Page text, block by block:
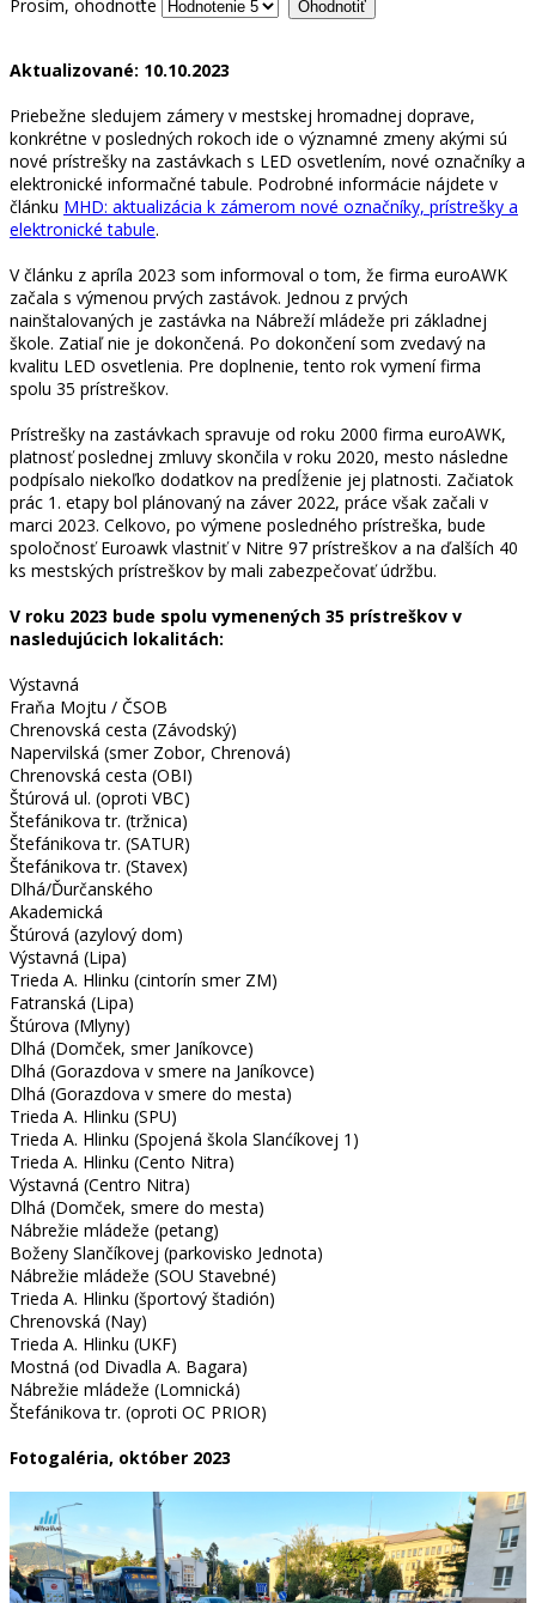
Prosím, ohodnoťte
Aktualizované: 10.10.2023
Priebežne sledujem zámery v mestskej hromadnej doprave,
konkrétne v posledných rokoch ide o významné zmeny akými sú
nové prístrešky na zastávkach s LED osvetlením, nové označníky a
elektronické informačné tabule. Podrobné informácie nájdete v
článku MHD: aktualizácia k zámerom nové označníky, prístrešky a
elektronické tabule.
V článku z apríla 2023 som informoval o tom, že firma euroAWK
začala s výmenou prvých zastávok. Jednou z prvých
nainštalovaných je zastávka na Nábreží mládeže pri základnej
škole. Zatiaľ nie je dokončená. Po dokončení som zvedavý na
kvalitu LED osvetlenia. Pre doplnenie, tento rok vymení firma
spolu 35 prístreškov.
Prístrešky na zastávkach spravuje od roku 2000 firma euroAWK,
platnosť poslednej zmluvy skončila v roku 2020, mesto následne
podpísalo niekoľko dodatkov na predĺženie jej platnosti. Začiatok
prác 1. etapy bol plánovaný na záver 2022, práce však začali v
marci 2023. Celkovo, po výmene posledného prístreška, bude
spoločnosť Euroawk vlastniť v Nitre 97 prístreškov a na ďalších 40
ks mestských prístreškov by mali zabezpečovať údržbu.
V roku 2023 bude spolu vymenených 35 prístreškov v
nasledujúcich lokalitách:
Výstavná
Fraňa Mojtu / ČSOB
Chrenovská cesta (Závodský)
Napervilská (smer Zobor, Chrenová)
Chrenovská cesta (OBI)
Štúrová ul. (oproti VBC)
Štefánikova tr. (tržnica)
Štefánikova tr. (SATUR)
Štefánikova tr. (Stavex)
Dlhá/Ďurčanského
Akademická
Štúrová (azylový dom)
Výstavná (Lipa)
Trieda A. Hlinku (cintorín smer ZM)
Fatranská (Lipa)
Štúrova (Mlyny)
Dlhá (Domček, smer Janíkovce)
Dlhá (Gorazdova v smere na Janíkovce)
Dlhá (Gorazdova v smere do mesta)
Trieda A. Hlinku (SPU)
Trieda A. Hlinku (Spojená škola Slanćíkovej 1)
Trieda A. Hlinku (Cento Nitra)
Výstavná (Centro Nitra)
Dlhá (Domček, smere do mesta)
Nábrežie mládeže (petang)
Boženy Slančíkovej (parkovisko Jednota)
Nábrežie mládeže (SOU Stavebné)
Trieda A. Hlinku (športový štadión)
Chrenovská (Nay)
Trieda A. Hlinku (UKF)
Mostná (od Divadla A. Bagara)
Nábrežie mládeže (Lomnická)
Štefánikova tr. (oproti OC PRIOR)
Fotogaléria, október 2023